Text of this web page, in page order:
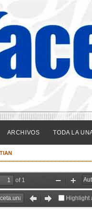
ARCHIVOS TODA LA